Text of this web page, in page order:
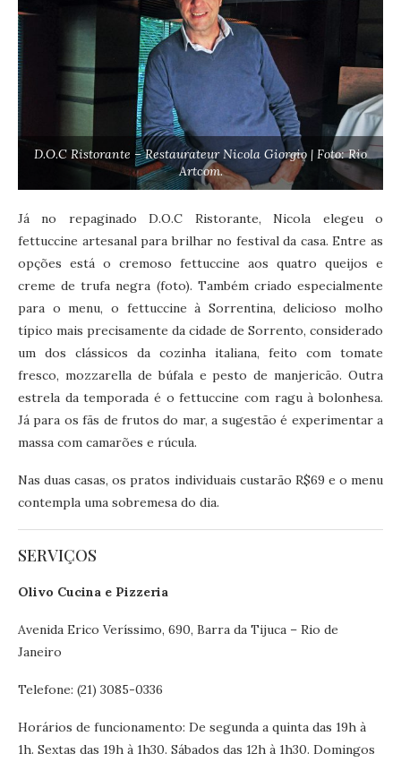
D.O.C Ristorante – Restaurateur Nicola Giorgio | Foto: Rio
Artcom.
Já no repaginado D.O.C Ristorante, Nicola elegeu o
fettuccine artesanal para brilhar no festival da casa. Entre as
opções está o cremoso fettuccine aos quatro queijos e
creme de trufa negra (foto). Também criado especialmente
para o menu, o fettuccine à Sorrentina, delicioso molho
típico mais precisamente da cidade de Sorrento, considerado
um dos clássicos da cozinha italiana, feito com tomate
fresco, mozzarella de búfala e pesto de manjericão. Outra
estrela da temporada é o fettuccine com ragu à bolonhesa.
Já para os fãs de frutos do mar, a sugestão é experimentar a
massa com camarões e rúcula.
Nas duas casas, os pratos individuais custarão R$69 e o menu
contempla uma sobremesa do dia.
SERVIÇOS
Olivo Cucina e Pizzeria
Avenida Erico Veríssimo, 690, Barra da Tijuca – Rio de
Janeiro
Telefone: (21) 3085-0336
Horários de funcionamento: De segunda a quinta das 19h à
1h. Sextas das 19h à 1h30. Sábados das 12h à 1h30. Domingos